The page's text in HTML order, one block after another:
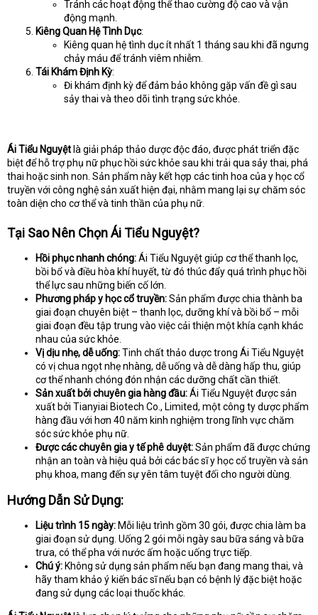
Tránh các hoạt động thể thao cường độ cao và vận
động mạnh.
Kiêng Quan Hệ Tình Dục:
Kiêng quan hệ tình dục ít nhất 1 tháng sau khi đã ngưng
chảy máu để tránh viêm nhiễm.
Tái Khám Định Kỳ:
Đi khám định kỳ để đảm bảo không gặp vấn đề gì sau
sảy thai và theo dõi tình trạng sức khỏe.
Ái Tiểu Nguyệt là giải pháp thảo dược độc đáo, được phát triển đặc
biệt để hỗ trợ phụ nữ phục hồi sức khỏe sau khi trải qua sảy thai, phá
thai hoặc sinh non. Sản phẩm này kết hợp các tinh hoa của y học cổ
truyền với công nghệ sản xuất hiện đại, nhằm mang lại sự chăm sóc
toàn diện cho cơ thể và tinh thần của phụ nữ.
Tại Sao Nên Chọn Ái Tiểu Nguyệt?
Hồi phục nhanh chóng:Ái Tiểu Nguyệt giúp cơ thể thanh lọc,
bồi bổ và điều hòa khí huyết, từ đó thúc đẩy quá trình phục hồi
thể lực sau những biến cố lớn.
Phương pháp y học cổ truyền:Sản phẩm được chia thành ba
giai đoạn chuyên biệt – thanh lọc, dưỡng khí và bồi bổ – mỗi
giai đoạn đều tập trung vào việc cải thiện một khía cạnh khác
nhau của sức khỏe.
Vị dịu nhẹ, dễ uống:Tinh chất thảo dược trong Ái Tiểu Nguyệt
có vị chua ngọt nhẹ nhàng, dễ uống và dễ dàng hấp thu, giúp
cơ thể nhanh chóng đón nhận các dưỡng chất cần thiết.
Sản xuất bởi chuyên gia hàng đầu:Ái Tiểu Nguyệt được sản
xuất bởi Tianyiai Biotech Co., Limited, một công ty dược phẩm
hàng đầu với hơn 40 năm kinh nghiệm trong lĩnh vực chăm
sóc sức khỏe phụ nữ.
Được các chuyên gia y tế phê duyệt:Sản phẩm đã được chứng
nhận an toàn và hiệu quả bởi các bác sĩ y học cổ truyền và sản
phụ khoa, mang đến sự yên tâm tuyệt đối cho người dùng.
Hướng Dẫn Sử Dụng:
Liệu trình 15 ngày: Mỗi liệu trình gồm 30 gói, được chia làm ba
giai đoạn sử dụng. Uống 2 gói mỗi ngày sau bữa sáng và bữa
trưa, có thể pha với nước ấm hoặc uống trực tiếp.
Chú ý: Không sử dụng sản phẩm nếu bạn đang mang thai, và
hãy tham khảo ý kiến bác sĩ nếu bạn có bệnh lý đặc biệt hoặc
đang sử dụng các loại thuốc khác.